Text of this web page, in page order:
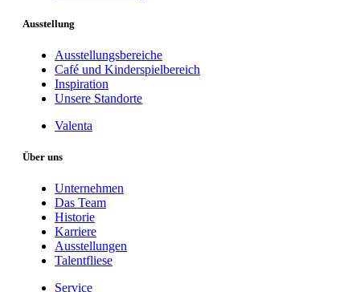
Ausstellung
Ausstellungsbereiche
Café und Kinderspielbereich
Inspiration
Unsere Standorte
Valenta
Über uns
Unternehmen
Das Team
Historie
Karriere
Ausstellungen
Talentfliese
Service